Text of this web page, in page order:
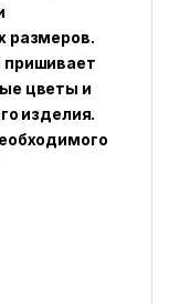
размеров.
пришивает
цветы и
изделия.